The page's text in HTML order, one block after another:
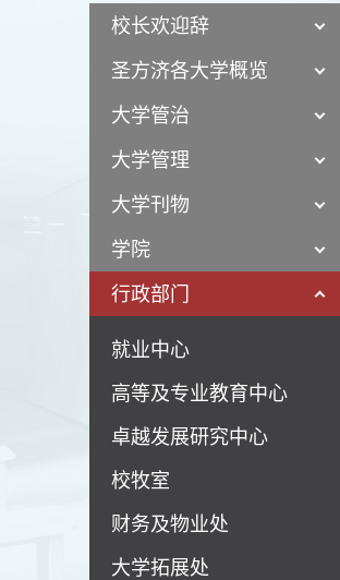
校长欢迎辞
圣方济各大学概览
大学管治
大学管理
大学刊物
学院
行政部门
就业中心
高等及专业教育中心
卓越发展研究中心
校牧室
财务及物业处
大学拓展处